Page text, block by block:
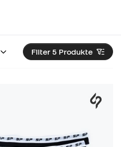
Filter 5 Produkte